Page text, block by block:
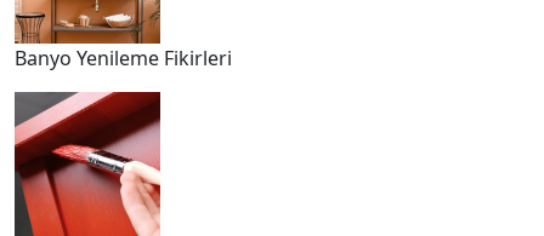
Banyo Yenileme Fikirleri